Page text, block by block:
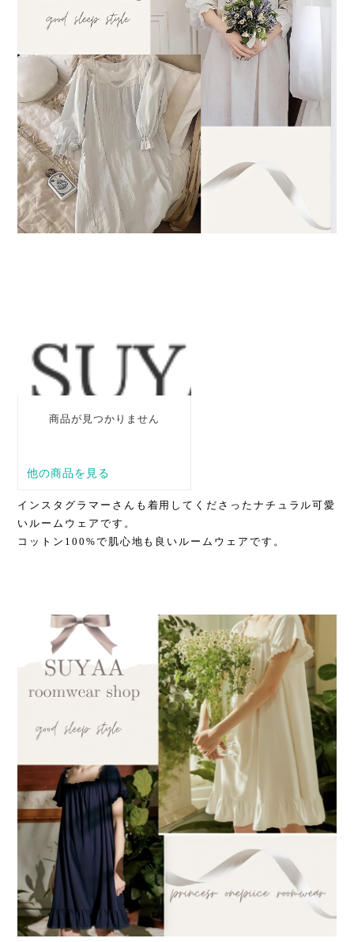
インスタグラマーさんも着用してくださったナチュラル可愛
い ルームウェアです。
コットン100%で肌心地も良いルームウェアです。